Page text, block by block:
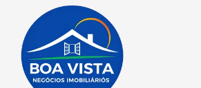
Página inicial